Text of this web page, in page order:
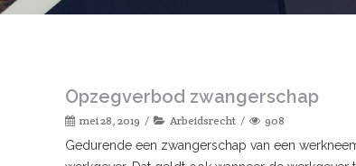
Opzegverbod zwangerschap
mei 28, 2019 Arbeidsrecht 908
Gedurende een zwangerschap van een